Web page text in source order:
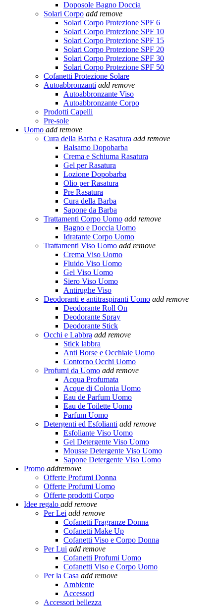
Doposole Bagno Doccia
Solari Corpo add remove
Solari Corpo Protezione SPF 6
Solari Corpo Protezione SPF 10
Solari Corpo Protezione SPF 15
Solari Corpo Protezione SPF 20
Solari Corpo Protezione SPF 30
Solari Corpo Protezione SPF 50
Cofanetti Protezione Solare
Autoabbronzanti add remove
Autoabbronzante Viso
Autoabbronzante Corpo
Prodotti Capelli
Pre-sole
Uomo add remove
Cura della Barba e Rasatura add remove
Balsamo Dopobarba
Crema e Schiuma Rasatura
Gel per Rasatura
Lozione Dopobarba
Olio per Rasatura
Pre Rasatura
Cura della Barba
Sapone da Barba
Trattamenti Corpo Uomo add remove
Bagno e Doccia Uomo
Idratante Corpo Uomo
Trattamenti Viso Uomo add remove
Crema Viso Uomo
Fluido Viso Uomo
Gel Viso Uomo
Siero Viso Uomo
Antirughe Viso
Deodoranti e antitraspiranti Uomo add remove
Deodorante Roll On
Deodorante Spray
Deodorante Stick
Occhi e Labbra add remove
Stick labbra
Anti Borse e Occhiaie Uomo
Contorno Occhi Uomo
Profumi da Uomo add remove
Acqua Profumata
Acque di Colonia Uomo
Eau de Parfum Uomo
Eau de Toilette Uomo
Parfum Uomo
Detergenti ed Esfolianti add remove
Esfoliante Viso Uomo
Gel Detergente Viso Uomo
Mousse Detergente Viso Uomo
Sapone Detergente Viso Uomo
Promo addremove
Offerte Profumi Donna
Offerte Profumi Uomo
Offerte prodotti Corpo
Idee regalo add remove
Per Lei add remove
Cofanetti Fragranze Donna
Cofanetti Make Up
Cofanetti Viso e Corpo Donna
Per Lui add remove
Cofanetti Profumi Uomo
Cofanetti Viso e Corpo Uomo
Per la Casa add remove
Ambiente
Accessori
Accessori bellezza